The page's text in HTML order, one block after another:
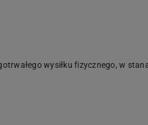
wysiłku fizycznego, w